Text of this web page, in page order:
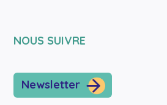
NOUS SUIVRE
Newsletter